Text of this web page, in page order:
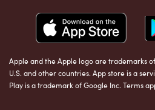
Apple and the Apple logo are trademarks
U.S. and other countries. App store is a
Play is a trademark of Google Inc. Terms